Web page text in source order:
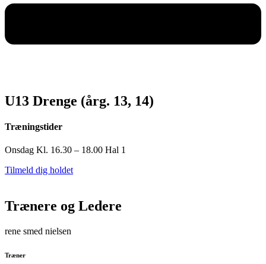
U13 Drenge (årg. 13, 14)
Træningstider
Onsdag Kl. 16.30 – 18.00 Hal 1
Tilmeld dig holdet
Trænere og Ledere
rene smed nielsen
Træner